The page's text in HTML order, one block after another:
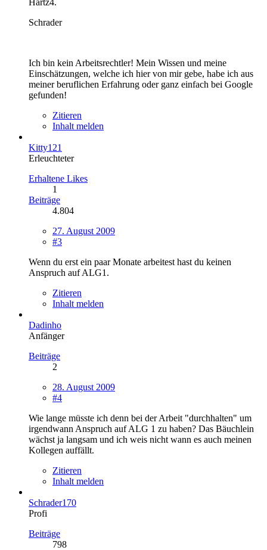
Schrader
Ich bin kein Arbeitsrechtler! Mein Wissen und meine
Einschätzungen, welche ich hier von mir gebe, habe ich aus
meiner beruflichen Erfahrung oder ganz einfach bei Google
gefunden!
Zitieren
Inhalt melden
Kitty121
Erleuchteter
Erhaltene Likes
1
Beiträge
4.804
27. August 2009
#3
Wenn du erst ein paar Monate arbeitest hast du keinen
Anspruch auf ALG1.
Zitieren
Inhalt melden
Dadinho
Anfänger
Beiträge
2
28. August 2009
#4
Wie lange müsste ich denn bei der Arbeit "durchhalten" um
irgendwann Anspruch auf ALG 1 zu haben? Das Bäuchlein
wächst ja langsam und ich weis nicht wann es auch meinen
Kollegen auffällt.
Zitieren
Inhalt melden
Schrader170
Profi
Beiträge
798